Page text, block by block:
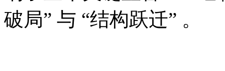
破局” 与 “结构跃迁” 。